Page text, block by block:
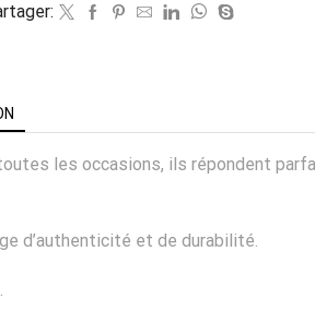
les occasions, ils répondent
d’authenticité et de durabilité.